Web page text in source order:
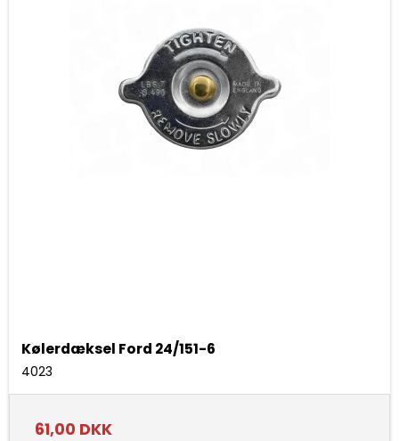
Kølerdæksel Ford 24/151-6
4023
61,00 DKK